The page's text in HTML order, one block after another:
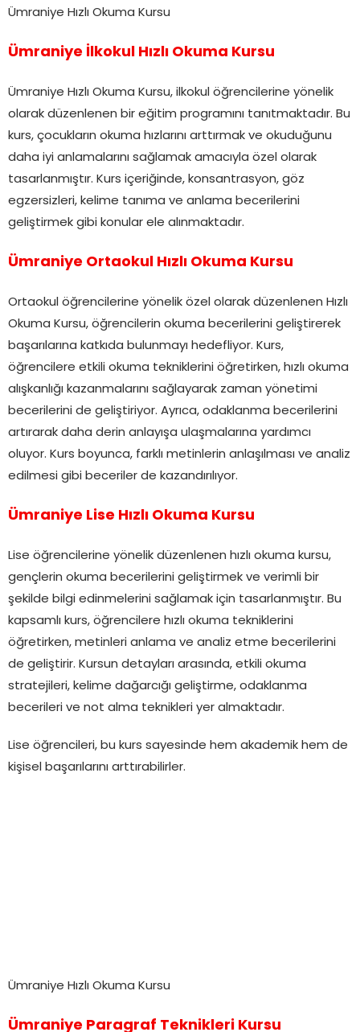
Ümraniye Hızlı Okuma Kursu
Ümraniye İlkokul Hızlı Okuma Kursu
Ümraniye Hızlı Okuma Kursu, ilkokul öğrencilerine yönelik
olarak düzenlenen bir eğitim programını tanıtmaktadır. Bu
kurs, çocukların okuma hızlarını arttırmak ve okuduğunu
daha iyi anlamalarını sağlamak amacıyla özel olarak
tasarlanmıştır. Kurs içeriğinde, konsantrasyon, göz
egzersizleri, kelime tanıma ve anlama becerilerini
geliştirmek gibi konular ele alınmaktadır.
Ümraniye Ortaokul Hızlı Okuma Kursu
Ortaokul öğrencilerine yönelik özel olarak düzenlenen Hızlı
Okuma Kursu, öğrencilerin okuma becerilerini geliştirerek
başarılarına katkıda bulunmayı hedefliyor. Kurs,
öğrencilere etkili okuma tekniklerini öğretirken, hızlı okuma
alışkanlığı kazanmalarını sağlayarak zaman yönetimi
becerilerini de geliştiriyor. Ayrıca, odaklanma becerilerini
artırarak daha derin anlayışa ulaşmalarına yardımcı
oluyor. Kurs boyunca, farklı metinlerin anlaşılması ve analiz
edilmesi gibi beceriler de kazandırılıyor.
Ümraniye Lise Hızlı Okuma Kursu
Lise öğrencilerine yönelik düzenlenen hızlı okuma kursu,
gençlerin okuma becerilerini geliştirmek ve verimli bir
şekilde bilgi edinmelerini sağlamak için tasarlanmıştır. Bu
kapsamlı kurs, öğrencilere hızlı okuma tekniklerini
öğretirken, metinleri anlama ve analiz etme becerilerini
de geliştirir. Kursun detayları arasında, etkili okuma
stratejileri, kelime dağarcığı geliştirme, odaklanma
becerileri ve not alma teknikleri yer almaktadır.
Lise öğrencileri, bu kurs sayesinde hem akademik hem de
kişisel başarılarını arttırabilirler.
Ümraniye Hızlı Okuma Kursu
Ümraniye Paragraf Teknikleri Kursu